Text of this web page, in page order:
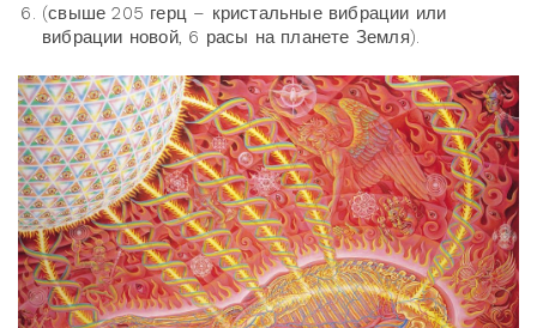
(свыше 205 герц – кристальные вибрации или
вибрации новой, 6 расы на планете Земля).